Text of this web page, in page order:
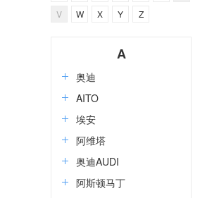
V
W X Y Z
A
奥迪
AITO
埃安
阿维塔
奥迪AUDI
阿斯顿马丁